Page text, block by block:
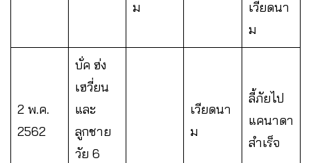
ม
เวียดนา
ม
2 พ.ค.
2562
บั่ค ฮ่ง
เฮวี่ยน
และ
ลูกชาย
วัย 6
เวียดนา
ม
ลี้ภัยไป
แคนาดา
สำเร็จ